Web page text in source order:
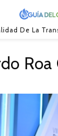
De La
Roa